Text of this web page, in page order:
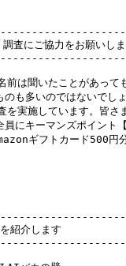
査にご協力をお願いし
前は聞いたことがあって
も多いのではないでし
を実施しています。皆さ
員にキーマンズポイント
ギフトカード500円
紹介します